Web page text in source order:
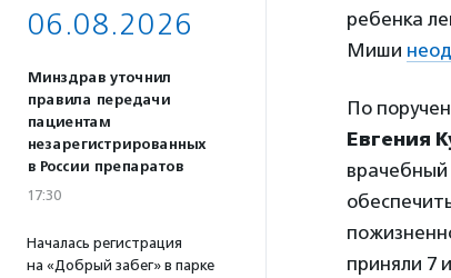
06.08.2026
Минздрав уточнил
правила передачи
пациентам
незарегистрированных
в России препаратов
17:30
Началась регистрация
на «Добрый забег» в парке
ребенка
Миши
По
Евгения
врачебный
приняли 7